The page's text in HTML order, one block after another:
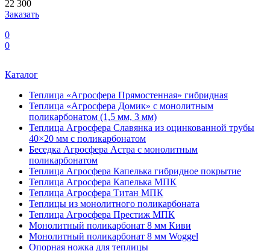
22 300
Заказать
0
0
Каталог
Теплица «Агросфера Прямостенная» гибридная
Теплица «Агросфера Домик» с монолитным
поликарбонатом (1,5 мм, 3 мм)
Теплица Агросфера Славянка из оцинкованной трубы
40×20 мм с поликарбонатом
Беседка Агросфера Астра с монолитным
поликарбонатом
Теплица Агросфера Капелька гибридное покрытие
Теплица Агросфера Капелька МПК
Теплица Агросфера Титан МПК
Теплицы из монолитного поликарбоната
Теплица Агросфера Престиж МПК
Монолитный поликарбонат 8 мм Киви
Монолитный поликарбонат 8 мм Woggel
Опорная ножка для теплицы